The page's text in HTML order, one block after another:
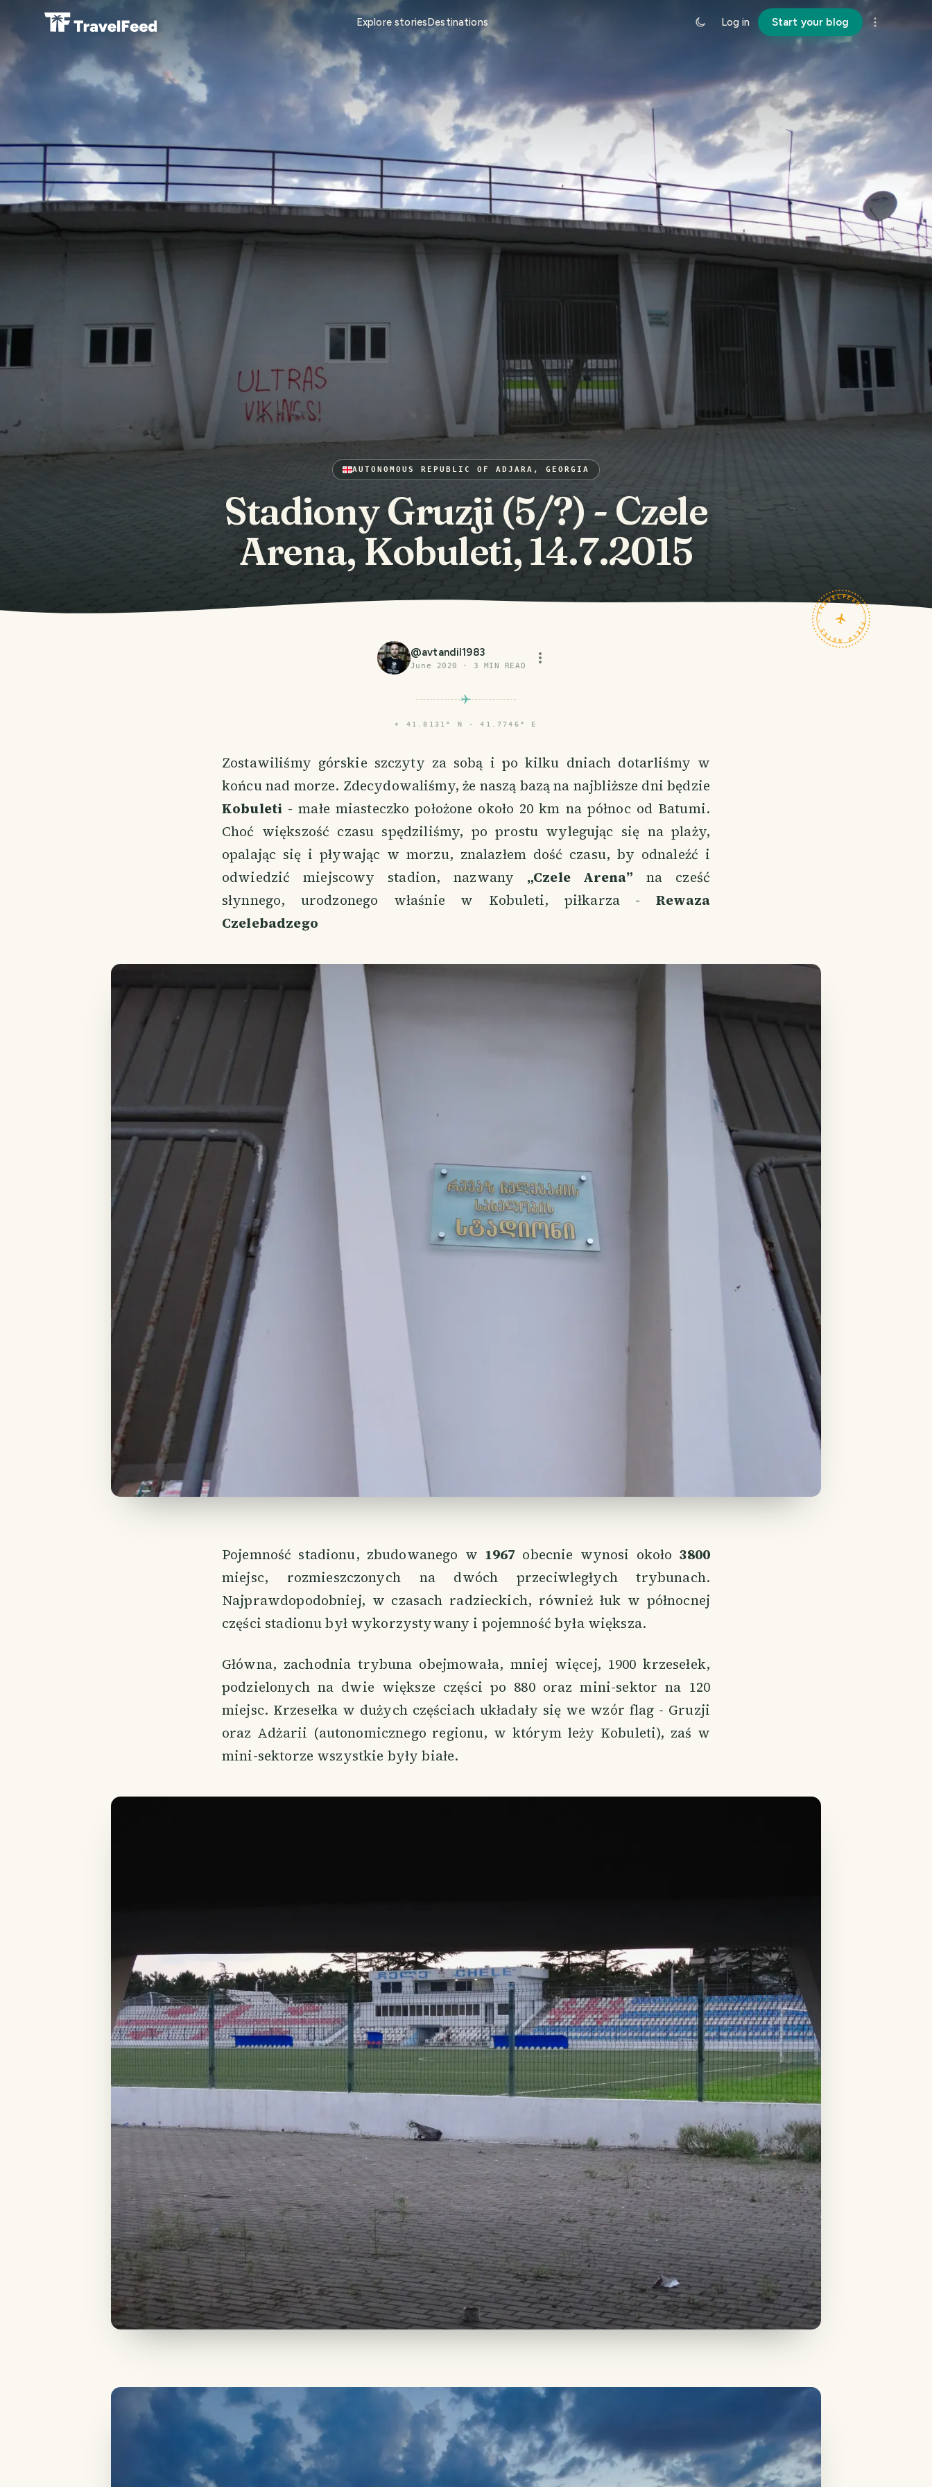
Explore storiesDestinations Log in Start your blog
AUTONOMOUS REPUBLIC OF ADJARA, GEORGIA
Stadiony Gruzji (5/?) - Czele
Arena, Kobuleti, 14.7.2015
TRAVELFEED · FIELD NOTES ·
@avtandil1983
June 2020 · 3 MIN READ
⌖ 41.8131° N · 41.7746° E
Zostawiliśmy górskie szczyty za sobą i po kilku dniach dotarliśmy w
końcu nad morze. Zdecydowaliśmy, że naszą bazą na najbliższe dni będzie
Kobuleti - małe miasteczko położone około 20 km na północ od Batumi.
Choć większość czasu spędziliśmy, po prostu wylegując się na plaży,
opalając się i pływając w morzu, znalazłem dość czasu, by odnaleźć i
odwiedzić miejscowy stadion, nazwany „Czele Arena” na cześć
słynnego, urodzonego właśnie w Kobuleti, piłkarza -Rewaza
Czelebadzego
Pojemność stadionu, zbudowanego w 1967 obecnie wynosi około 3800
miejsc, rozmieszczonych na dwóch przeciwległych trybunach.
Najprawdopodobniej, w czasach radzieckich, również łuk w północnej
części stadionu był wykorzystywany i pojemność była większa.
Główna, zachodnia trybuna obejmowała, mniej więcej, 1900 krzesełek,
podzielonych na dwie większe części po 880 oraz mini-sektor na 120
miejsc. Krzesełka w dużych częściach układały się we wzór flag - Gruzji
oraz Adżarii (autonomicznego regionu, w którym leży Kobuleti), zaś w
mini-sektorze wszystkie były białe.